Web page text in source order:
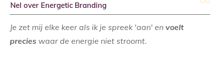
Nel over Energetic Branding
Je zet mij elke keer als ik je spreek 'aan' en voelt
precies waar de energie niet stroomt.